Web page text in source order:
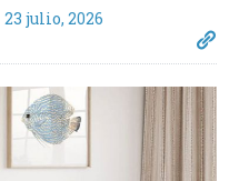
23 julio, 2026